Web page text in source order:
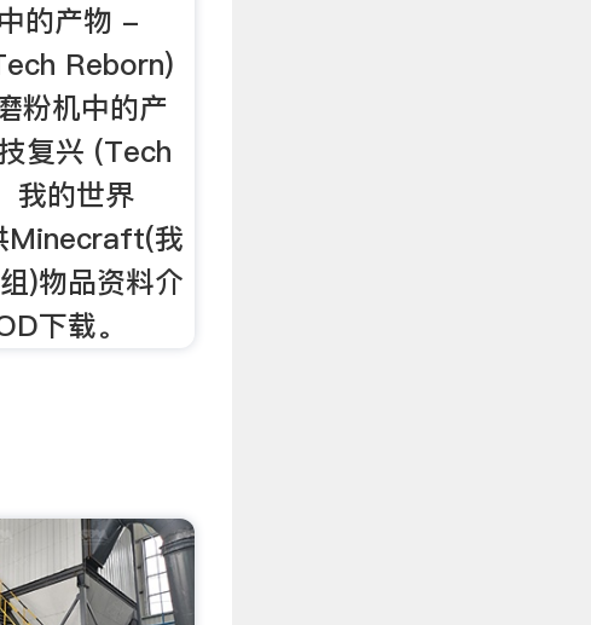
的产物 -
Reborn)
粉机中的产
复兴 (Tech
我的世界
Minecraft(我
)物品资料介
下载。